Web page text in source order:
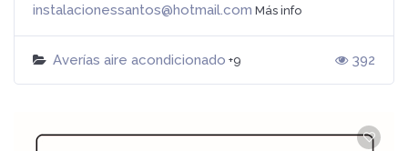
instalacionessantos@hotmail.com Más info
Averías aire acondicionado +9 392